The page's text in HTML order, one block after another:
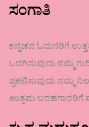
ಸಂಗಾತಿ
ಕನ್ನಡದ ಓದುಗರಿಗೆ
ಒದಗಿಸುವುದು ನಮ್ಮ
ಪ್ರಕಟಿಸುವುದು ನಮ್ಮ
ಉತ್ತಮ ಬರಹಗಾರರಿಗೆ